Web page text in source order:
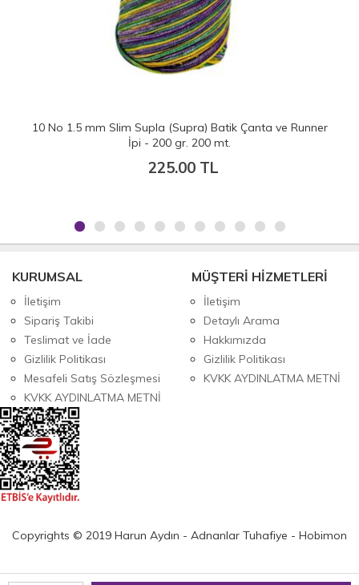
10 No 1.5 mm Slim Supla (Supra) Batik Çanta ve Runner
İpi - 200 gr. 200 mt.
225.00 TL
KURUMSAL
İletişim
Sipariş Takibi
Teslimat ve İade
Gizlilik Politikası
Mesafeli Satış Sözleşmesi
KVKK AYDINLATMA METNİ
MÜŞTERİ HİZMETLERİ
İletişim
Detaylı Arama
Hakkımızda
Gizlilik Politikası
KVKK AYDINLATMA METNİ
Copyrights © 2019 Harun Aydın - Adnanlar Tuhafiye - Hobimon